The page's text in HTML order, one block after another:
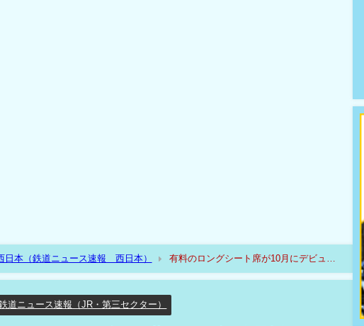
日本（鉄道ニュース速報 西日本）
有料のロングシート席が10月にデビュ
道ニュース速報（JR・第三セクター）